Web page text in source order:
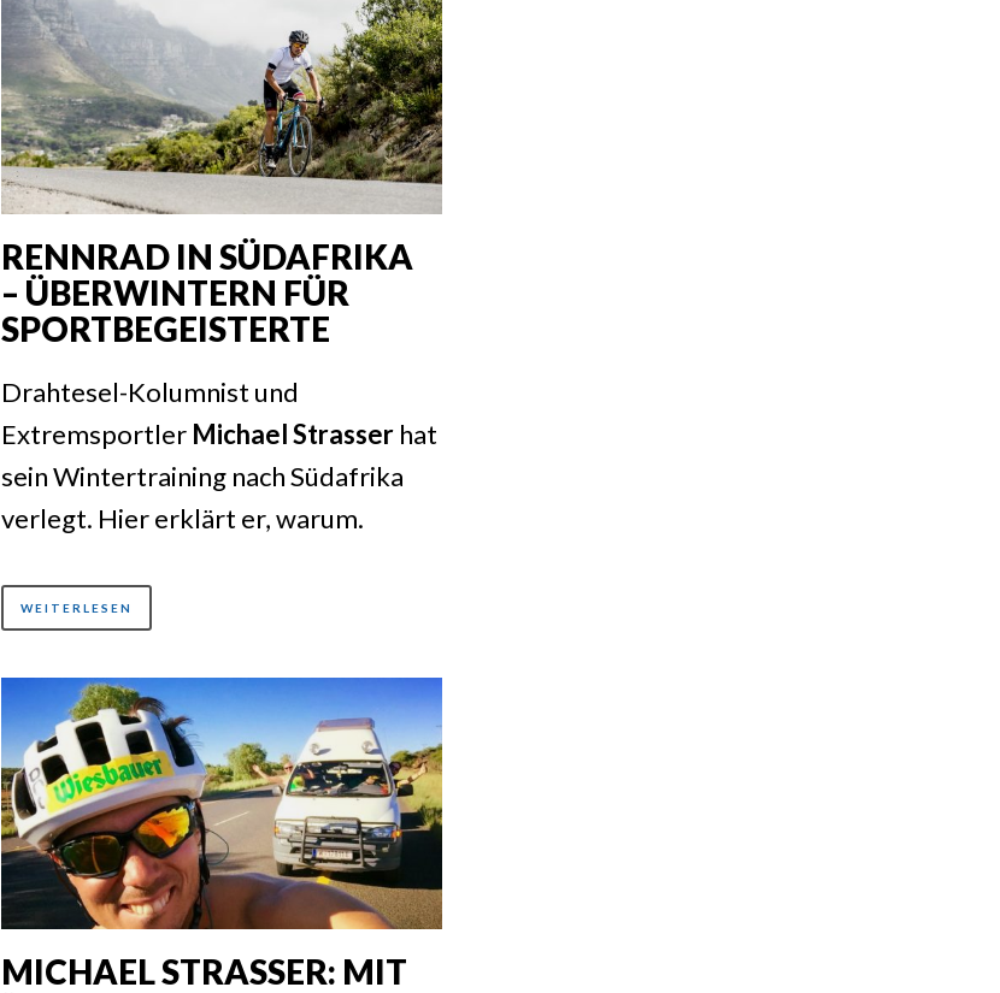
RENNRAD IN SÜDAFRIKA
– ÜBERWINTERN FÜR
SPORTBEGEISTERTE
Drahtesel-Kolumnist und
Extremsportler Michael Strasser hat
sein Wintertraining nach Südafrika
verlegt. Hier erklärt er, warum.
WEITERLESEN
MICHAEL STRASSER: MIT